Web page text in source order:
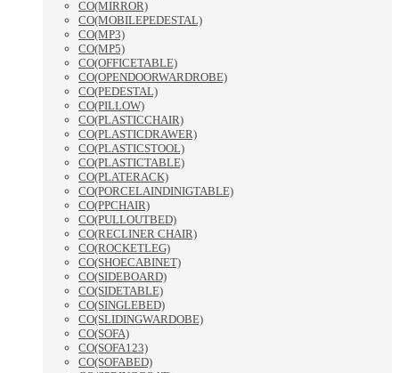
CO(MIRROR)
CO(MOBILEPEDESTAL)
CO(MP3)
CO(MP5)
CO(OFFICETABLE)
CO(OPENDOORWARDROBE)
CO(PEDESTAL)
CO(PILLOW)
CO(PLASTICCHAIR)
CO(PLASTICDRAWER)
CO(PLASTICSTOOL)
CO(PLASTICTABLE)
CO(PLATERACK)
CO(PORCELAINDINIGTABLE)
CO(PPCHAIR)
CO(PULLOUTBED)
CO(RECLINER CHAIR)
CO(ROCKETLEG)
CO(SHOECABINET)
CO(SIDEBOARD)
CO(SIDETABLE)
CO(SINGLEBED)
CO(SLIDINGWARDOBE)
CO(SOFA)
CO(SOFA123)
CO(SOFABED)